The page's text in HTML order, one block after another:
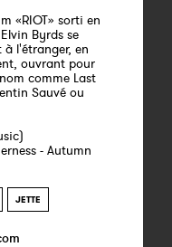
«RIOT» sorti en
Byrds se
l'étranger, en
ouvrant pour
comme Last
Sauvé ou
- Autumn
JETTE